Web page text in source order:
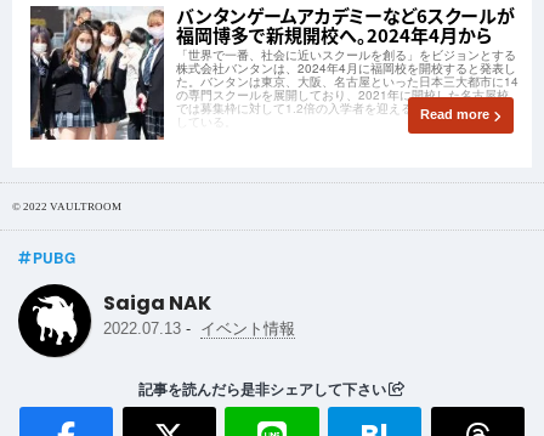
バンタンゲームアカデミーなど6スクールが
福岡博多で新規開校へ。2024年4月から
「世界で一番、社会に近いスクールを創る」をビジョンとする
株式会社バンタンは、2024年4月に福岡校を開校すると発表し
た。バンタンは東京、大阪、名古屋といった日本三大都市に14
の専門スクールを展開しており、2021年に開校した名古屋校
では募集枠に対して1.2倍の入学者を迎えるなど近年勢いを増
している。 Read more
© 2022 VAULTROOM
PUBG
Saiga NAK
2022.07.13 - イベント情報
記事を読んだら是非シェアして下さい